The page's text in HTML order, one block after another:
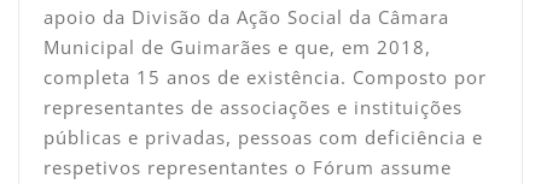
apoio da Divisão da Ação Social da Câmara
Municipal de Guimarães e que, em 2018,
completa 15 anos de existência. Composto por
representantes de associações e instituições
públicas e privadas, pessoas com deficiência e
respetivos representantes o Fórum assume